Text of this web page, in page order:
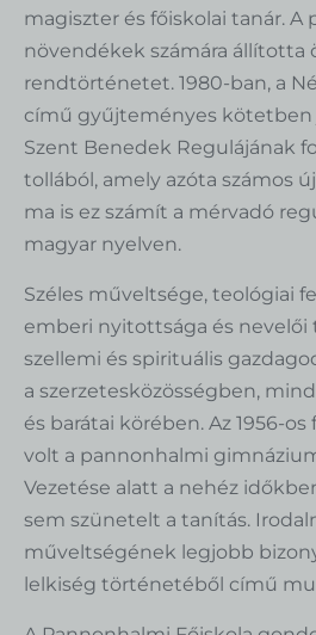
magiszter és főiskolai tanár. A
növendékek számára állította
rendtörténetet. 1980-ban, a
című gyűjteményes kötetben
Szent Benedek Regulájának
tollából, amely azóta számos
ma is ez számít a mérvadó
magyar nyelven.
Széles műveltsége, teológiai
emberi nyitottsága és nevelői
szellemi és spirituális
a szerzetesközösségben,
és barátai körében. Az 1956-
volt a pannonhalmi
Vezetése alatt a nehéz
sem szünetelt a tanítás.
műveltségének legjobb
lelkiség történetéből című